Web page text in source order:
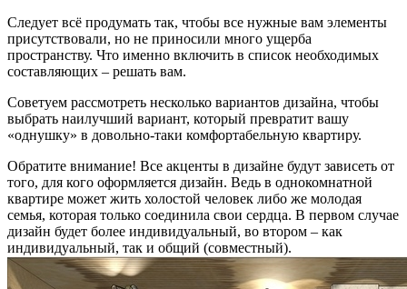
Следует всё продумать так, чтобы все нужные вам элементы
присутствовали, но не приносили много ущерба
пространству. Что именно включить в список необходимых
составляющих – решать вам.
Советуем рассмотреть несколько вариантов дизайна, чтобы
выбрать наилучший вариант, который превратит вашу
«однушку» в довольно-таки комфортабельную квартиру.
Обратите внимание! Все акценты в дизайне будут зависеть от
того, для кого оформляется дизайн. Ведь в однокомнатной
квартире может жить холостой человек либо же молодая
семья, которая только соединила свои сердца. В первом случае
дизайн будет более индивидуальный, во втором – как
индивидуальный, так и общий (совместный).